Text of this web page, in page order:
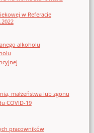
w Referacie
alkoholu
małżeństwa lub zgonu
COVID-19
pracowników